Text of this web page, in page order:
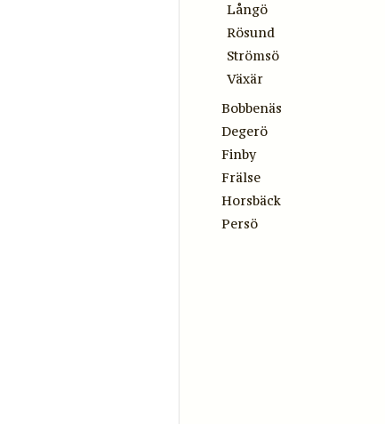
Långö
Rösund
Strömsö
Växär
Bobbenäs
Degerö
Finby
Frälse
Horsbäck
Persö